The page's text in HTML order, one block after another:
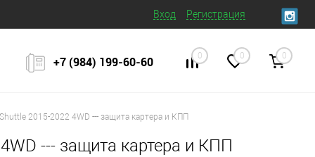
Вход Регистрация
+7 (984) 199‒60‒60 0 0 0
2015-2022 4WD --- защита картера и КПП
--- защита картера и КПП